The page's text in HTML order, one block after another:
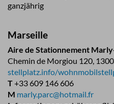
ganzjährig
Marseille
Aire de Stationnement
Chemin de Morgiou 120,
stellplatz.info/
T+33 609 146 606
M marly.parc@hotmail.fr